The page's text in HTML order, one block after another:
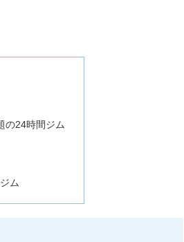
の24時間ジム
ム